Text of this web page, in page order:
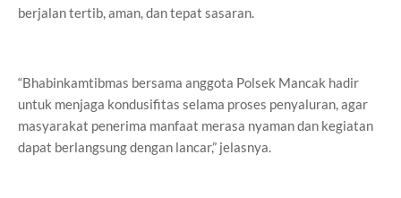
berjalan tertib, aman, dan tepat sasaran.
“Bhabinkamtibmas bersama anggota Polsek Mancak hadir
untuk menjaga kondusifitas selama proses penyaluran, agar
masyarakat penerima manfaat merasa nyaman dan kegiatan
dapat berlangsung dengan lancar,” jelasnya.